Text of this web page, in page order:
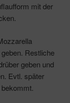
mit der
Restliche
geben und
Evtl. später